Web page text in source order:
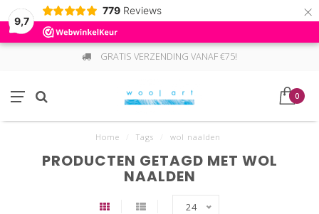
9,7
779 Reviews ×
GRATIS VERZENDING VANAF €75!
0
Home Tags wol naalden
PRODUCTEN GETAGD MET WOL
NAALDEN
24